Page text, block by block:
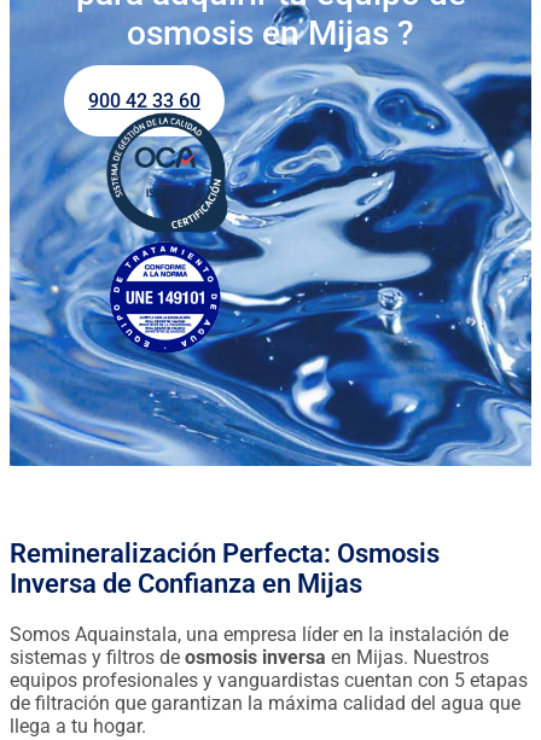
osmosis en Mijas ?
900 42 33 60
Remineralización Perfecta: Osmosis
Inversa de Confianza en Mijas
Somos Aquainstala, una empresa líder en la instalación de
sistemas y filtros de osmosis inversa en Mijas. Nuestros
equipos profesionales y vanguardistas cuentan con 5 etapas
de filtración que garantizan la máxima calidad del agua que
llega a tu hogar.